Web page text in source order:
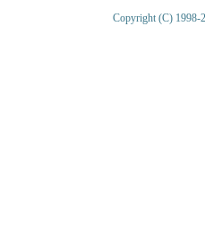
Copyright (C) 1998-